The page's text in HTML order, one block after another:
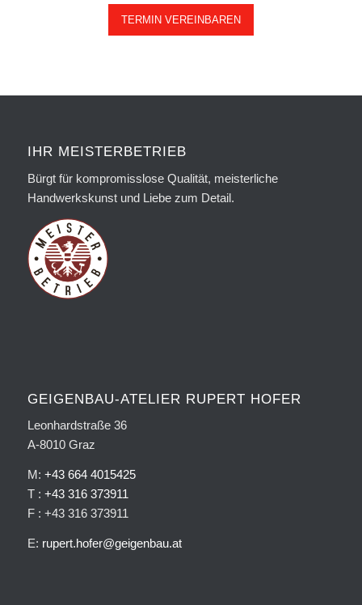
TERMIN VEREINBAREN
IHR MEISTERBETRIEB
Bürgt für kompromisslose Qualität, meisterliche
Handwerkskunst und Liebe zum Detail.
GEIGENBAU-ATELIER RUPERT HOFER
Leonhardstraße 36
A-8010 Graz
M: +43 664 4015425
T : +43 316 373911
F : +43 316 373911
E: rupert.hofer@geigenbau.at